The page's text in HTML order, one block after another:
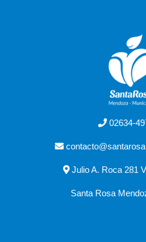
02634-
Julio A. Roca 281
Santa Rosa